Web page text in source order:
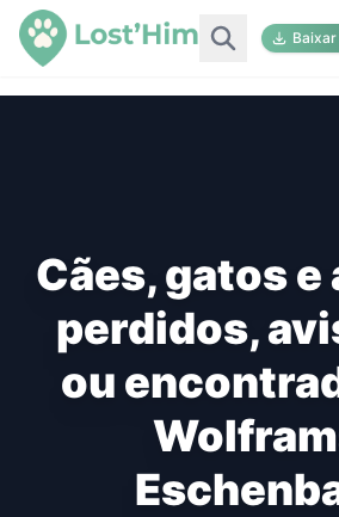
Baixar
Cães, gatos
perdidos,
ou